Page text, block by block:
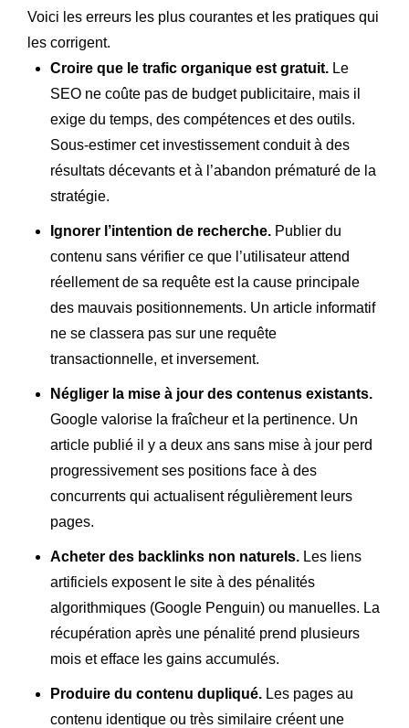
Voici les erreurs les plus courantes et les pratiques qui
les corrigent.
Croire que le trafic organique est gratuit. Le
SEO ne coûte pas de budget publicitaire, mais il
exige du temps, des compétences et des outils.
Sous-estimer cet investissement conduit à des
résultats décevants et à l’abandon prématuré de la
stratégie.
Ignorer l’intention de recherche. Publier du
contenu sans vérifier ce que l’utilisateur attend
réellement de sa requête est la cause principale
des mauvais positionnements. Un article informatif
ne se classera pas sur une requête
transactionnelle, et inversement.
Négliger la mise à jour des contenus existants.
Google valorise la fraîcheur et la pertinence. Un
article publié il y a deux ans sans mise à jour perd
progressivement ses positions face à des
concurrents qui actualisent régulièrement leurs
pages.
Acheter des backlinks non naturels. Les liens
artificiels exposent le site à des pénalités
algorithmiques (Google Penguin) ou manuelles. La
récupération après une pénalité prend plusieurs
mois et efface les gains accumulés.
Produire du contenu dupliqué. Les pages au
contenu identique ou très similaire créent une